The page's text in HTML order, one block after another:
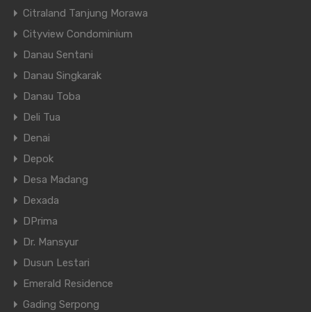
Citraland Tanjung Morawa
Cityview Condominium
Danau Sentani
Danau Singkarak
Danau Toba
Deli Tua
Denai
Depok
Desa Madang
Dexada
DPrima
Dr. Mansyur
Dusun Lestari
Emerald Residence
Gading Serpong